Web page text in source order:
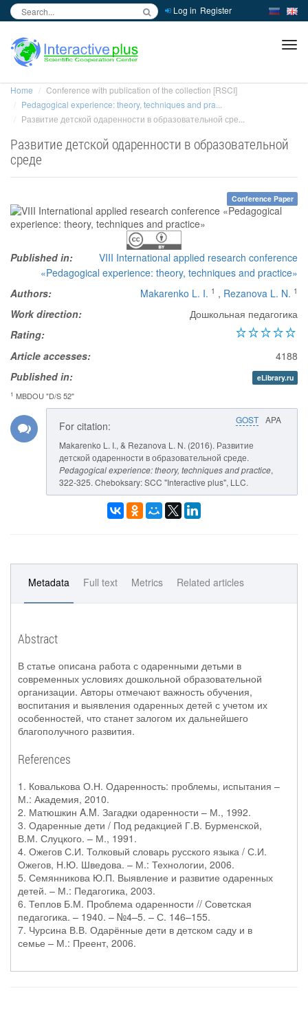
Log in Register
Home
Conference with publication of the collection [RSCI]
Pedagogical experience: theory, techniques and pra...
Развитие детской одаренности в образовательной сре...
Развитие детской одаренности в образовательной
среде
Conference Paper
Published in:
VIII International applied research conference
«Pedagogical experience: theory, techniques and practice»
Authors:
Makarenko L. I. 1 , Rezanova L. N. 1
Work direction:
Дошкольная педагогика
Rating:
Article accesses:
4188
Published in:
eLibrary.ru
1 MBDOU "D/S 52"
GOST APA
For citation:
Makarenko L. I., & Rezanova L. N. (2016). Развитие
детской одаренности в образовательной среде.
Pedagogical experience: theory, techniques and practice,
322-325. Cheboksary: SCC "Interactive plus", LLC.
Metadata Full text Metrics Related articles
Abstract
В статье описана работа с одаренными детьми в
современных условиях дошкольной образовательной
организации. Авторы отмечают важность обучения,
воспитания и выявления одаренных детей с учетом их
особенностей, что станет залогом их дальнейшего
благополучного развития.
References
1. Ковалькова О.Н. Одаренность: проблемы, испытания –
М.: Академия, 2010.
2. Матюшкин A.M. Загадки одаренности – М., 1992.
3. Одаренные дети / Под редакцией Г.В. Бурменской,
В.М. Слуцкого. – М., 1991.
4. Ожегов С.И. Толковый словарь русского языка / С.И.
Ожегов, Н.Ю. Шведова. – М.: Технологии, 2006.
5. Семянникова Ю.П. Выявление и развитие одаренных
детей. – М.: Педагогика, 2003.
6. Теплов Б.М. Проблема одаренности // Советская
педагогика. – 1940. – №4–5. – С. 146–155.
7. Чурсина В.В. Одарённые дети в детском саду и в
семье – М.: Преент, 2006.